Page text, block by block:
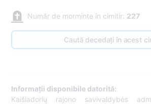
Număr de morminte în cimitir: 227
Caută decedați în acest
Informații disponibile datorită:
Kaišiadorių rajono savivaldybės